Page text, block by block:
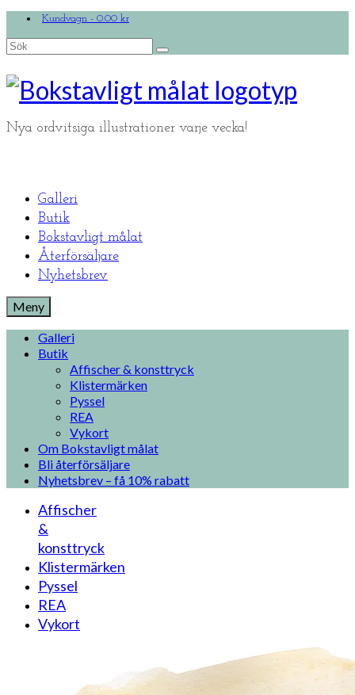
Kundvagn - 0.00 kr
Search
Nya ordvitsiga illustrationer varje vecka!
Galleri
Butik
Bokstavligt målat
Återförsäljare
Nyhetsbrev
Meny
Galleri
Butik
Affischer & konsttryck
Klistermärken
Pyssel
REA
Vykort
Om Bokstavligt målat
Bli återförsäljare
Nyhetsbrev – få 10% rabatt
Affischer
&
konsttryck
Klistermärken
Pyssel
REA
Vykort